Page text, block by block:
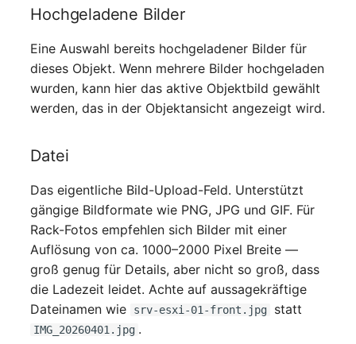
Mobiltelefon
Monitor
Netzbereich
Notfallplan
Objektgruppe
Organisation
Patchfeld
Personen
Hochgeladene Bilder
Eine Auswahl bereits hochgeladener Bilder für
dieses Objekt. Wenn mehrere Bilder hochgeladen
wurden, kann hier das aktive Objektbild gewählt
werden, das in der Objektansicht angezeigt wird.
Datei
Das eigentliche Bild-Upload-Feld. Unterstützt
gängige Bildformate wie PNG, JPG und GIF. Für
Rack-Fotos empfehlen sich Bilder mit einer
Auflösung von ca. 1000–2000 Pixel Breite —
groß genug für Details, aber nicht so groß, dass
die Ladezeit leidet. Achte auf aussagekräftige
Dateinamen wie
srv-esxi-01-front.jpg statt
IMG_20260401.jpg .